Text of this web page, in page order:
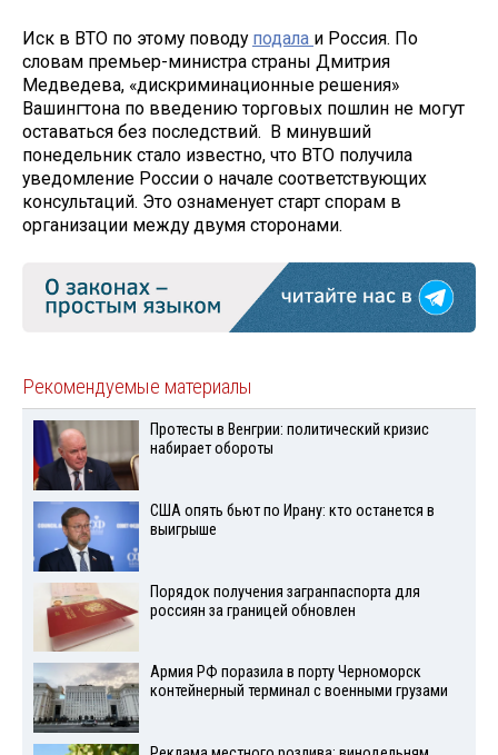
Иск в ВТО по этому поводу подала и Россия. По
словам премьер-министра страны Дмитрия
Медведева, «дискриминационные решения»
Вашингтона по введению торговых пошлин не могут
оставаться без последствий. В минувший
понедельник стало известно, что ВТО получила
уведомление России о начале соответствующих
консультаций. Это ознаменует старт спорам в
организации между двумя сторонами.
Рекомендуемые материалы
Протесты в Венгрии: политический кризис
набирает обороты
США опять бьют по Ирану: кто останется в
выигрыше
Порядок получения загранпаспорта для
россиян за границей обновлен
Армия РФ поразила в порту Черноморск
контейнерный терминал с военными грузами